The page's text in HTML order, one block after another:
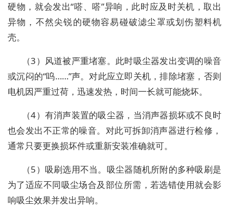
硬物，就会发出“嗒、嗒”异响，此时应及时关机，取出
异物，不然尖锐的硬物容易碰破滤尘罩或划伤塑料机
壳。
（3）风道被严重堵塞。此时吸尘器发出变调的噪音
或沉闷的“呜……”声。对此应立即关机，排除堵塞，否则
电机因严重过荷，迅速发热，时间一长就可能烧坏。
（4）有消声装置的吸尘器，当消声器损坏或不良时
也会发出不正常的噪音。对此可拆卸消声器进行检修，
通常只要更换损坏件或重新安装准确就可。
（5）吸刷选用不当。吸尘器随机所附的多种吸刷是
为了适应不同吸尘场合及部位所需，若选错使用就会影
响吸尘效果并发出异响。